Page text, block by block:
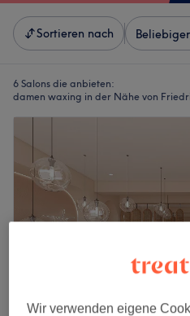
Sortieren nach
6 Salons die anbieten:
damen waxing in der Nähe von
Wir verwenden eigene